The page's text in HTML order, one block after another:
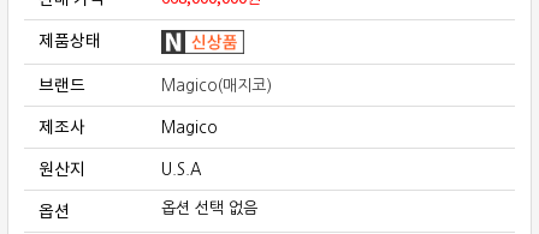
제품상태
브랜드 Magico(매지코)
제조사 Magico
원산지 U.S.A
옵션 옵션 선택 없음